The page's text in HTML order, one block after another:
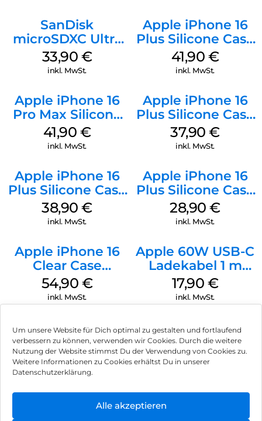
Um unsere Website für Dich optimal zu gestalten und fortlaufend
verbessern zu können, verwenden wir Cookies. Durch die weitere
Nutzung der Website stimmst Du der Verwendung von Cookies zu.
Weitere Informationen zu Cookies erhältst Du in unserer
Datenschutzerklärung.
Alle akzeptieren
SanDisk
microSDXC Ultra
128 GB + Adapter
Mobile
33,90 €
inkl. MwSt.
Apple iPhone 16
Plus Silicone Case
MagSafe Stone
Gray
41,90 €
inkl. MwSt.
Apple iPhone 16
Pro Max Silicone
Case MagSafe
Ultramarine
41,90 €
inkl. MwSt.
Apple iPhone 16
Plus Silicone Case
MagSafe Lake
Green
37,90€
inkl. MwSt.
Apple iPhone 16
Plus Silicone Case
MagSafe Denim
38,90€
inkl. MwSt.
Apple iPhone 16
Plus Silicone Case
MagSafe Black
28,90€
inkl. MwSt.
Apple iPhone 16
Clear Case
MagSafe
Transparent
54,90 €
inkl. MwSt.
Apple 60W USB-C
Ladekabel 1 m
Weiß
17,90 €
inkl. MwSt.
Impressum
Können wir Dir behilflich sein?